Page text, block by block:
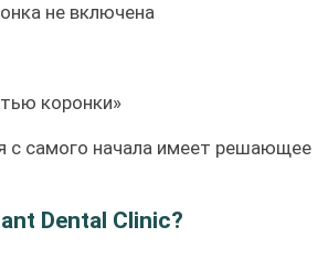
не включена
коронки»
с самого начала имеет решающее
Dental Clinic?